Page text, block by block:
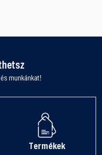
munkánkat!
Termékek